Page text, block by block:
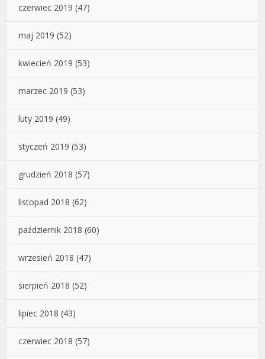
czerwiec 2019 (47)
maj 2019 (52)
kwiecień 2019 (53)
marzec 2019 (53)
luty 2019 (49)
styczeń 2019 (53)
grudzień 2018 (57)
listopad 2018 (62)
październik 2018 (60)
wrzesień 2018 (47)
sierpień 2018 (52)
lipiec 2018 (43)
czerwiec 2018 (57)